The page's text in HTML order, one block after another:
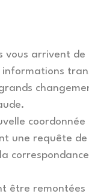
vous arrivent
une requête
être remontées